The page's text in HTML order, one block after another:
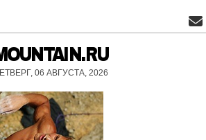
06 АВГУСТА, 2026